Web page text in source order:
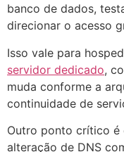
banco de dados,
direcionar o acesso
Isso vale para
servidor dedicado,
muda conforme a
continuidade de
Outro ponto crítico é
alteração de DNS